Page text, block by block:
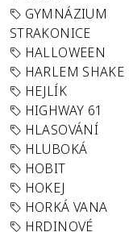
GYMNÁZIUM
STRAKONICE
HALLOWEEN
HARLEM SHAKE
HEJLÍK
HIGHWAY 61
HLASOVÁNÍ
HLUBOKÁ
HOBIT
HOKEJ
HORKÁ VANA
HRDINOVÉ